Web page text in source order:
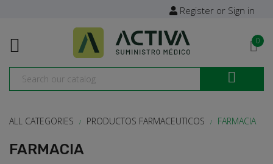
Register or Sign in
 0

ALL CATEGORIES PRODUCTOS FARMACEUTICOS FARMACIA
FARMACIA